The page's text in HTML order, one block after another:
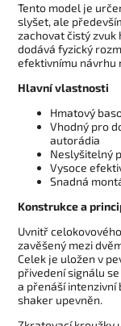
Tento model je
slyšet, ale
zachovat čistý zvuk
dodává fyzický
efektivnímu návrhu
Hlavní vlastnosti
Hmatový
Vhodný pro
autorádia
Neslyšitelný
Vysoce
Snadná
Konstrukce a
Uvnitř
zavěšený mezi
Celek je uložen v
přivedení signálu
a přenáší intenzivní
shaker upevněn.